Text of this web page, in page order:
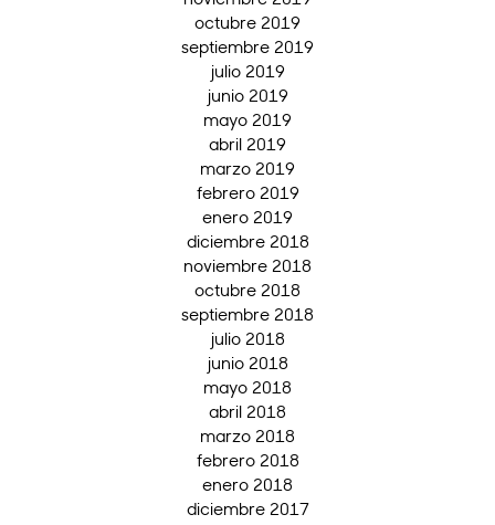
octubre 2019
septiembre 2019
julio 2019
junio 2019
mayo 2019
abril 2019
marzo 2019
febrero 2019
enero 2019
diciembre 2018
noviembre 2018
octubre 2018
septiembre 2018
julio 2018
junio 2018
mayo 2018
abril 2018
marzo 2018
febrero 2018
enero 2018
diciembre 2017